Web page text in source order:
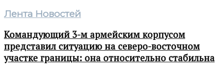
Лента Новостей
Командующий 3-м армейским корпусом
представил ситуацию на северо-восточном
участке границы: она относительно стабильна